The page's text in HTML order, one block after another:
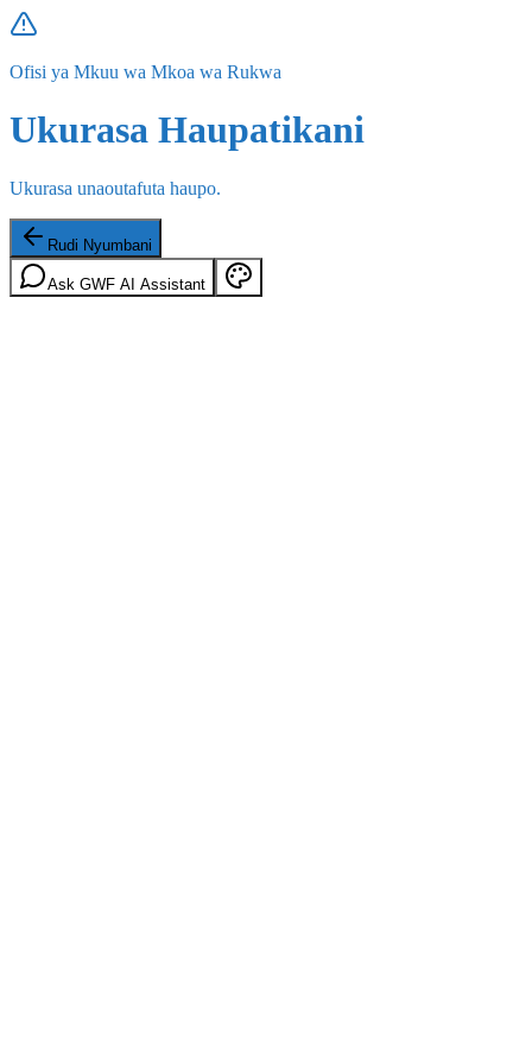
Ofisi ya Mkuu wa Mkoa wa Rukwa
Ukurasa Haupatikani
Ukurasa unaoutafuta haupo.
Rudi Nyumbani
Ask GWF AI Assistant